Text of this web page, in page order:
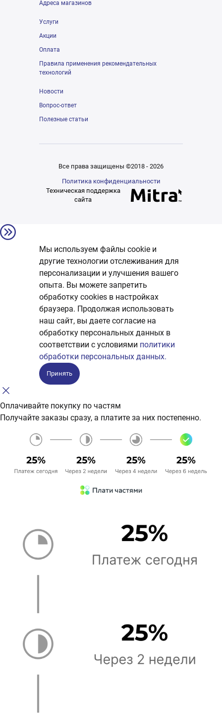
Адреса магазинов
Услуги
Акции
Оплата
Правила применения рекомендательных
технологий
Новости
Вопрос-ответ
Полезные статьи
Все права защищены ©2018 - 2026
Политика конфиденциальности
Техническая поддержка
сайта
Мы используем файлы cookie и
другие технологии отслеживания для
персонализации и улучшения вашего
опыта. Вы можете запретить
обработку сookies в настройках
браузера. Продолжая использовать
наш сайт, вы даете согласие на
обработку персональных данных в
соответствии с условиями политики
обработки персональных данных.
Принять
Оплачивайте покупку по частям
Получайте заказы сразу, а платите за них постепенно.